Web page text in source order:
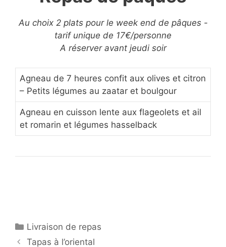
Au choix 2 plats pour le week end de pâques -
tarif unique de 17€/personne
A réserver avant jeudi soir
Agneau de 7 heures confit aux olives et citron
– Petits légumes au zaatar et boulgour
Agneau en cuisson lente aux flageolets et ail
et romarin et légumes hasselback
Catégories
Livraison de repas
Tapas à l’oriental